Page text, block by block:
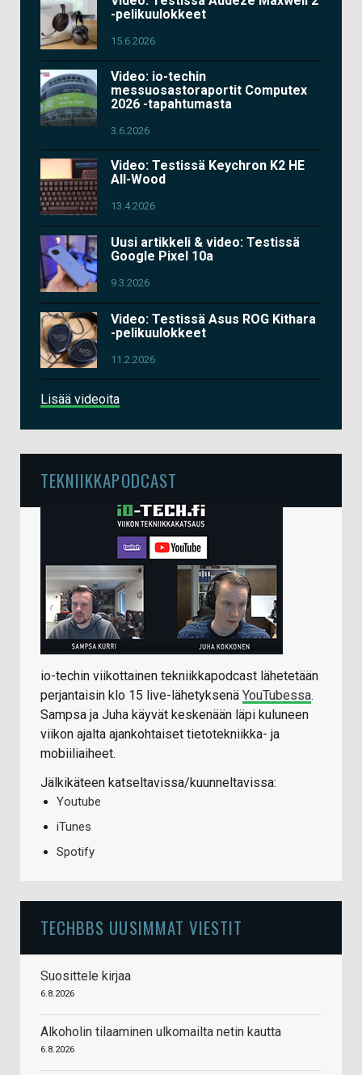
-pelikuulokkeet
15.6.2026
Video: io-techin
messuosastoraportit Computex
2026 -tapahtumasta
3.6.2026
Video: Testissä Keychron K2 HE
All-Wood
13.4.2026
Uusi artikkeli & video: Testissä
Google Pixel 10a
9.3.2026
Video: Testissä Asus ROG Kithara
-pelikuulokkeet
11.2.2026
Lisää videoita
TEKNIIKKAPODCAST
io-techin viikottainen tekniikkapodcast lähetetään
perjantaisin klo 15 live-lähetyksenä YouTubessa.
Sampsa ja Juha käyvät keskenään läpi kuluneen
viikon ajalta ajankohtaiset tietotekniikka- ja
mobiiliaiheet.
Jälkikäteen katseltavissa/kuunneltavissa:
Youtube
iTunes
Spotify
TECHBBS UUSIMMAT VIESTIT
Suosittele kirjaa
6.8.2026
Alkoholin tilaaminen ulkomailta netin kautta
6.8.2026